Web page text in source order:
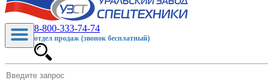
8-800-333-74-74
отдел продаж (звонок бесплатный)